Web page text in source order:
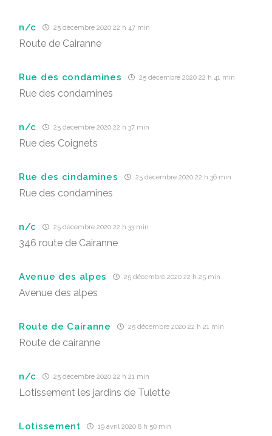
n/c 25 décembre 2020 22 h 47 min
Route de Cairanne
Rue des condamines 25 décembre 2020 22 h 41 min
Rue des condamines
n/c 25 décembre 2020 22 h 37 min
Rue des Coignets
Rue des cindamines 25 décembre 2020 22 h 36 min
Rue des condamines
n/c 25 décembre 2020 22 h 33 min
346 route de Cairanne
Avenue des alpes 25 décembre 2020 22 h 25 min
Avenue des alpes
Route de Cairanne 25 décembre 2020 22 h 21 min
Route de cairanne
n/c 25 décembre 2020 22 h 21 min
Lotissement les jardins de Tulette
Lotissement 19 avril 2020 8 h 50 min